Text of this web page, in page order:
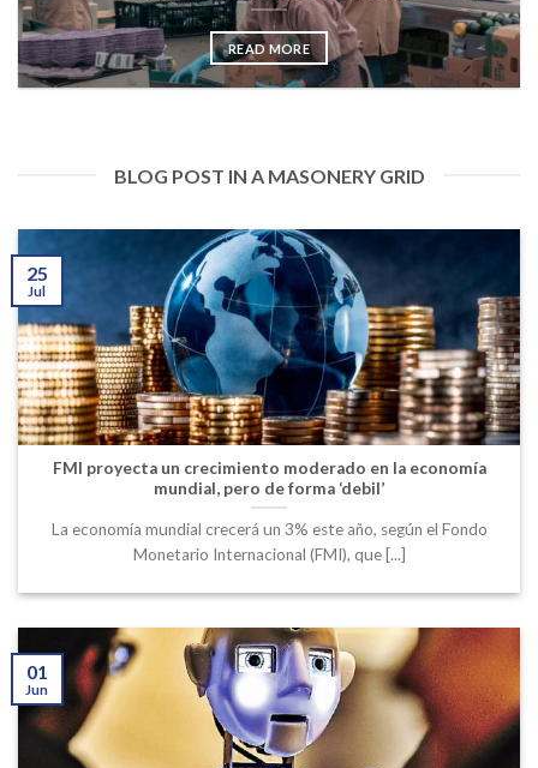
READ MORE
BLOG POST IN A MASONERY GRID
FMI proyecta un crecimiento moderado en la economía
mundial, pero de forma ‘debil’
La economía mundial crecerá un 3% este año, según el Fondo
Monetario Internacional (FMI), que [...]
25
Jul
01
Jun